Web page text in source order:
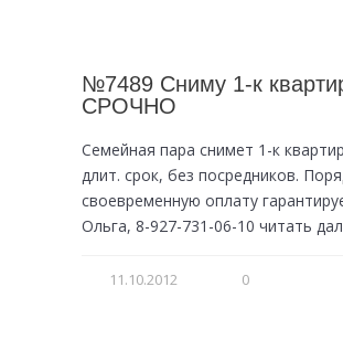
№7489 Сниму 1-к
СРОЧНО
Семейная пара снимет 1-к
длит. срок, без посредников.
своевременную оплату
Ольга, 8-927-731-06-10 читать
11.10.2012 0